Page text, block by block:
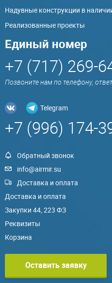
Надувные конструкции в
Реализованные проекты
Единый номер
+7 (717) 269-
Позвоните нам по телефону,
Telegram
+7 (996) 174-
Обратный звонок
info@airmir.su
Доставка и оплата
Доставка и оплата
Закупки 44, 223 ФЗ
Реквизиты
Корзина
Оставить заявку